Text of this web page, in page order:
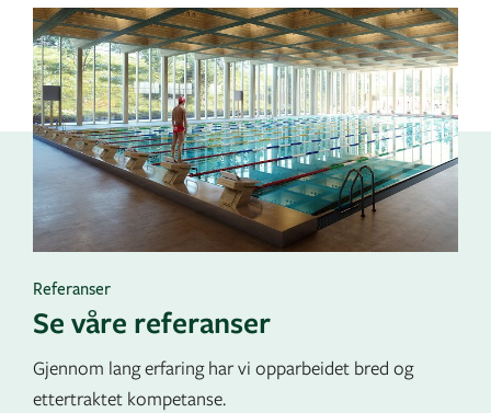
Referanser
Se våre referanser
Gjennom lang erfaring har vi opparbeidet bred og
ettertraktet kompetanse.